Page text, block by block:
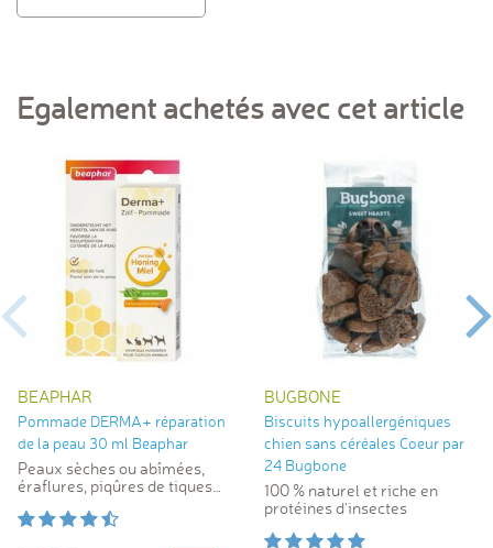
Egalement achetés avec cet article
BEAPHAR
Pommade DERMA+ réparation
de la peau 30 ml Beaphar
Peaux sèches ou abîmées,
éraflures, piqûres de tiques
BUGBONE
Biscuits hypoallergéniques
chien sans céréales Coeur par
24 Bugbone
100 % naturel et riche en
protéines d'insectes